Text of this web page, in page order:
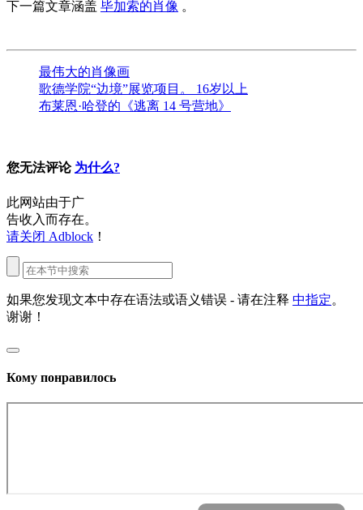
下一篇文章涵盖 毕加索的肖像 。
最伟大的肖像画
歌德学院“边境”展览项目。 16岁以上
布莱恩·哈登的《逃离 14 号营地》
您无法评论 为什么?
此网站由于广
告收入而存在。
请关闭 Adblock ！
如果您发现文本中存在语法或语义错误 - 请在注释 中指定。
谢谢！
Кому понравилось